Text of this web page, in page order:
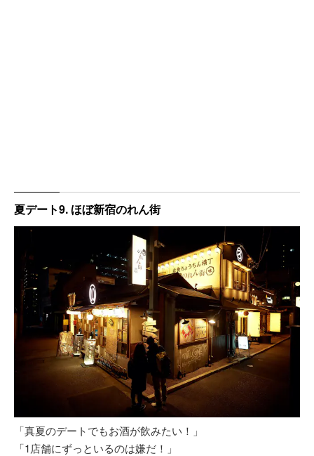
夏デート9. ほぼ新宿のれん街
「真夏のデートでもお酒が飲みたい！」
「1店舗にずっといるのは嫌だ！」